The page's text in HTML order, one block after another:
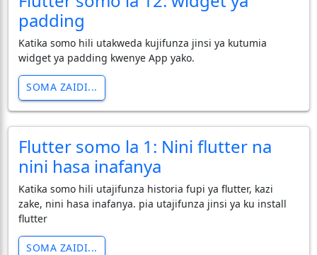
padding
Katika somo hili utakweda kujifunza jinsi ya kutumia
widget ya padding kwenye App yako.
SOMA ZAIDI...
Flutter somo la 1: Nini flutter na
nini hasa inafanya
Katika somo hili utajifunza historia fupi ya flutter, kazi
zake, nini hasa inafanya. pia utajifunza jinsi ya ku install
flutter
SOMA ZAIDI...